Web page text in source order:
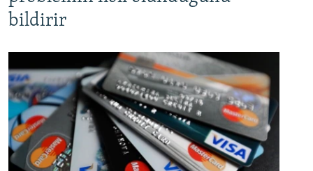
bildirir